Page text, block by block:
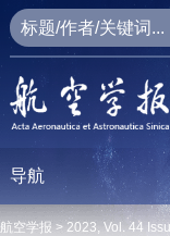
导航
航空学报 > 2023, Vol. 44